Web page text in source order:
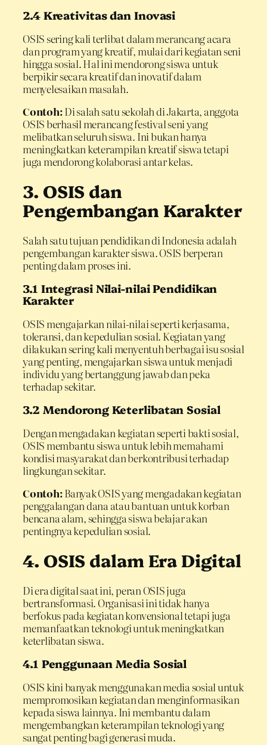
2.4 Kreativitas dan Inovasi
OSIS sering kali terlibat dalam merancang acara
dan program yang kreatif, mulai dari kegiatan seni
hingga sosial. Hal ini mendorong siswa untuk
berpikir secara kreatif dan inovatif dalam
menyelesaikan masalah.
Contoh:Di salah satu sekolah di Jakarta, anggota
OSIS berhasil merancang festival seni yang
melibatkan seluruh siswa. Ini bukan hanya
meningkatkan keterampilan kreatif siswa tetapi
juga mendorong kolaborasi antar kelas.
3. OSIS dan
Pengembangan Karakter
Salah satu tujuan pendidikan di Indonesia adalah
pengembangan karakter siswa. OSIS berperan
penting dalam proses ini.
3.1 Integrasi Nilai-nilai Pendidikan
Karakter
OSIS mengajarkan nilai-nilai seperti kerjasama,
toleransi, dan kepedulian sosial. Kegiatan yang
dilakukan sering kali menyentuh berbagai isu sosial
yang penting, mengajarkan siswa untuk menjadi
individu yang bertanggung jawab dan peka
terhadap sekitar.
3.2 Mendorong Keterlibatan Sosial
Dengan mengadakan kegiatan seperti bakti sosial,
OSIS membantu siswa untuk lebih memahami
kondisi masyarakat dan berkontribusi terhadap
lingkungan sekitar.
Contoh:Banyak OSIS yang mengadakan kegiatan
penggalangan dana atau bantuan untuk korban
bencana alam, sehingga siswa belajar akan
pentingnya kepedulian sosial.
4. OSIS dalam Era Digital
Di era digital saat ini, peran OSIS juga
bertransformasi. Organisasi ini tidak hanya
berfokus pada kegiatan konvensional tetapi juga
memanfaatkan teknologi untuk meningkatkan
keterlibatan siswa.
4.1 Penggunaan Media Sosial
OSIS kini banyak menggunakan media sosial untuk
mempromosikan kegiatan dan menginformasikan
kepada siswa lainnya. Ini membantu dalam
mengembangkan keterampilan teknologi yang
sangat penting bagi generasi muda.